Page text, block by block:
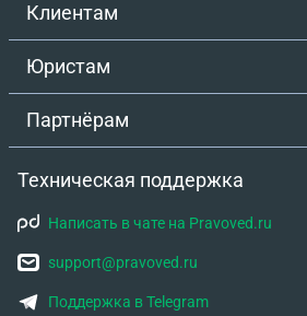
Клиентам
Юристам
Партнёрам
Техническая поддержка
Написать в чате на Pravoved.ru
support@pravoved.ru
Поддержка в Telegram